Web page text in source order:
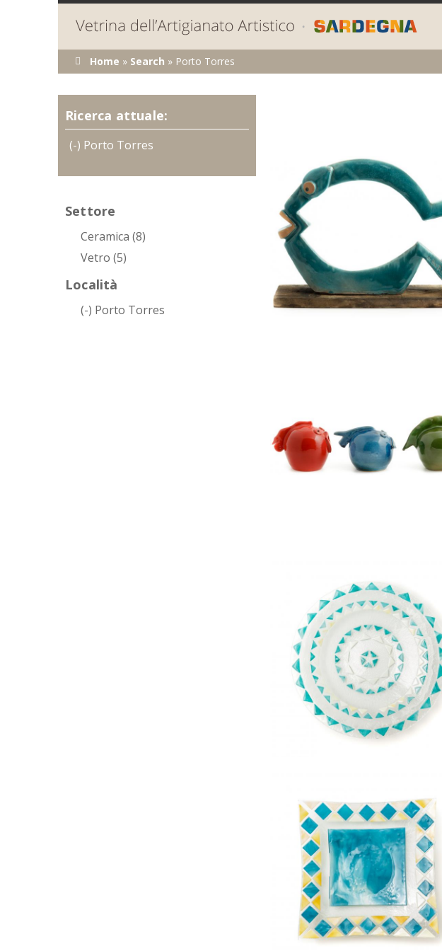
Tu sei qui
Home » Search » Porto Torres
Ricerca attuale:
(-) Remove Porto Torres filter
Porto Torres
Settore
Ceramica (8)
Vetro (5)
Località
(-) Porto Torres